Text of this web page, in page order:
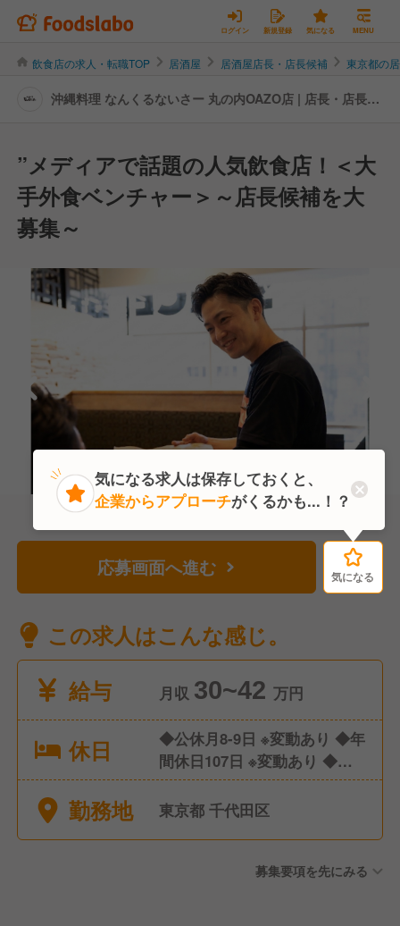
ログイン 新規登録 気になる MENU
飲食店の求人・転職TOP 居酒屋 居酒屋店長・店長候補 東京都の
沖縄料理 なんくるないさー 丸の内OAZO店 | 店長・店長候
”メディアで話題の人気飲食店！＜大
手外食ベンチャー＞～店長候補を大
募集～
応募画面へ進む 気になる
この求人はこんな感じ。
給与
月収 30~42 万円
休日
◆公休月8-9日 ※変動あり ◆年
間休日107日 ※変動あり ◆有
給休暇 ◆産休/育休 ◆介護休
暇
勤務地 東京都 千代田区
募集要項を先にみる
気になる
気になる求人は保存しておくと、
企業からアプローチがくるかも...！？